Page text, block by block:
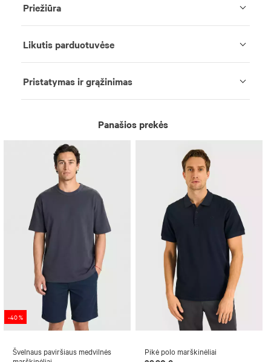
Priežiūra
Likutis parduotuvėse
Pristatymas ir grąžinimas
Panašios prekės
-40 %
Švelnaus paviršiaus medvilnės
Pikė polo marškinėliai